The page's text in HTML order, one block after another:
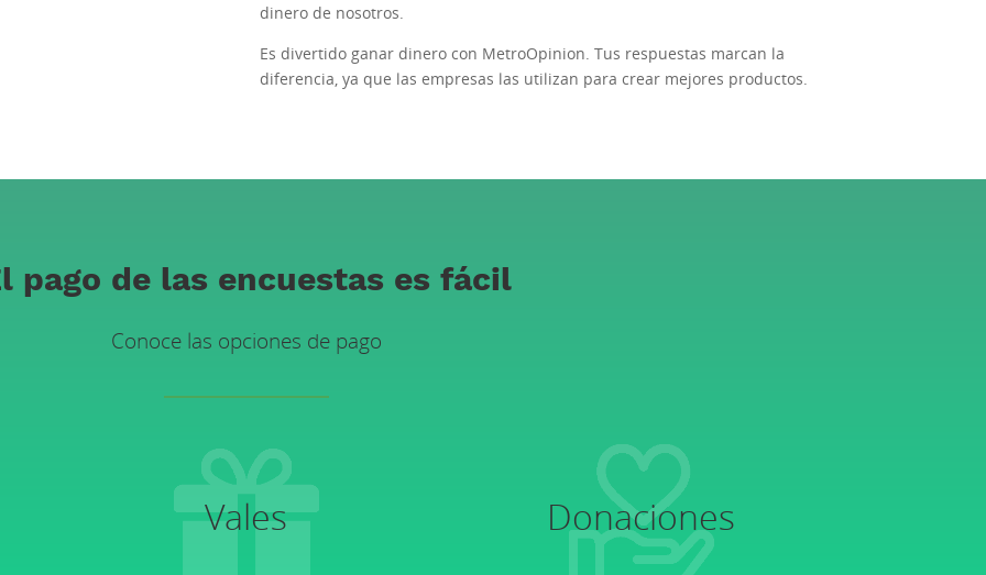
dinero de nosotros.
Es divertido ganar dinero con MetroOpinion. Tus respuestas marcan la
diferencia, ya que las empresas las utilizan para crear mejores productos.
pago de las encuestas es fácil
Conoce las opciones de pago
Vales Donaciones